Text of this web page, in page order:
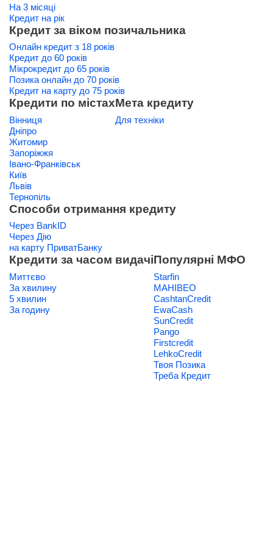
На 3 місяці
Кредит на рік
Кредит за віком позичальника
Онлайн кредит з 18 років
Кредит до 60 років
Мікрокредит до 65 років
Позика онлайн до 70 років
Кредит на карту до 75 років
Кредити по містах
Вінниця
Дніпро
Житомир
Запоріжжя
Івано-Франківськ
Київ
Львів
Тернопіль
Мета кредиту
Для техніки
Способи отримання кредиту
Через BankID
Через Дію
на карту ПриватБанку
Кредити за часом видачі
Миттєво
За хвилину
5 хвилин
За годину
Популярні МФО
Starfin
МАНІВЕО
CashtanCredit
EwaCash
SunCredit
Pango
Firstcredit
LehkoCredit
Твоя Позика
Треба Кредит